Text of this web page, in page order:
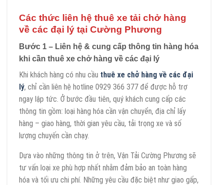
Các thức liên hệ thuê xe tải chở hàng
về các đại lý tại Cường Phương
Bước 1 – Liên hệ & cung cấp thông tin hàng hóa
khi cần thuê xe chở hàng về các đại lý
Khi khách hàng có nhu cầu thuê xe chở hàng về các đại
lý, chỉ cần liên hệ hotline 0929 366 377 để được hỗ trợ
ngay lập tức. Ở bước đầu tiên, quý khách cung cấp các
thông tin gồm: loại hàng hóa cần vận chuyển, địa chỉ lấy
hàng – giao hàng, thời gian yêu cầu, tải trọng xe và số
lượng chuyến cần chạy.
Dựa vào những thông tin ở trên, Vận Tải Cường Phương sẽ
tư vấn loại xe phù hợp nhất nhằm đảm bảo an toàn hàng
hóa và tối ưu chi phí. Những yêu cầu đặc biệt như giao gấp,